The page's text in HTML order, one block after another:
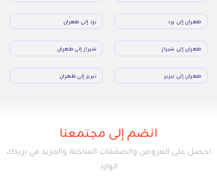
طهران إلى يزد يزد إلى طهران
طهران إلى شيراز شيراز إلى طهران
طهران إلى تبريز تبريز إلى طهران
انضم إلى مجتمعنا
احصل على العروض والصفقات الساخنة والمزيد في بريدك
الوارد